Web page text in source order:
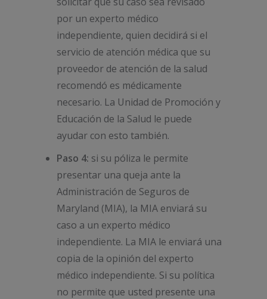
por un experto médico
independiente, quien decidirá si el
servicio de atención médica que su
proveedor de atención de la salud
recomendó es médicamente
necesario. La Unidad de Promoción y
Educación de la Salud le puede
ayudar con esto también.
Paso 4: si su póliza le permite
presentar una queja ante la
Administración de Seguros de
Maryland (MIA), la MIA enviará su
caso a un experto médico
independiente. La MIA le enviará una
copia de la opinión del experto
médico independiente. Si su política
no permite que usted presente una